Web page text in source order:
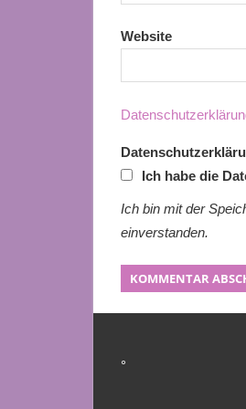
Website
Ich habe die
Ich bin mit der
einverstanden.
°